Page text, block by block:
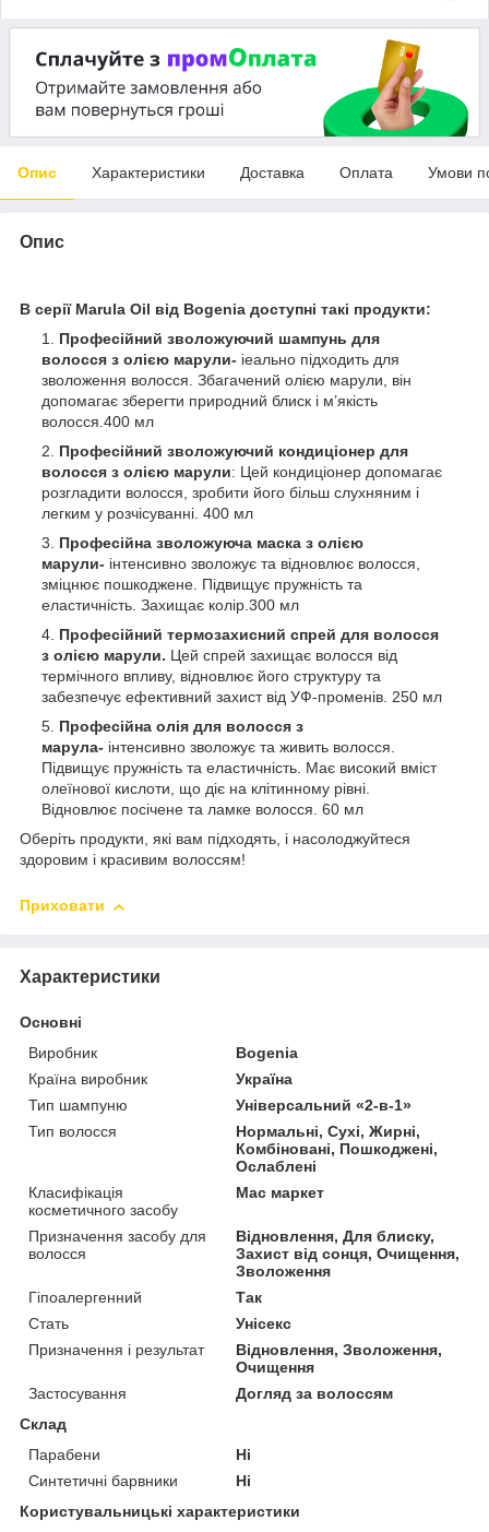
Опис Характеристики Доставка Оплата Умови
Опис
В серії Marula Oil від Bogenia доступні такі продукти:
Професійний зволожуючий шампунь для
волосся з олією марули- іеально підходить для
зволоження волосся. Збагачений олією марули, він
допомагає зберегти природний блиск і м’якість
волосся.400 мл
Професійний зволожуючий кондиціонер для
волосся з олією марули: Цей кондиціонер допомагає
розгладити волосся, зробити його більш слухняним і
легким у розчісуванні. 400 мл
Професійна зволожуюча маска з олією
марули- інтенсивно зволожує та відновлює волосся,
зміцнює пошкоджене. Підвищує пружність та
еластичність. Захищає колір.300 мл
Професійний термозахисний спрей для волосся
з олією марули. Цей спрей захищає волосся від
термічного впливу, відновлює його структуру та
забезпечує ефективний захист від УФ-променів. 250 мл
Професійна олія для волосся з
марула- інтенсивно зволожує та живить волосся.
Підвищує пружність та еластичність. Має високий вміст
олеїнової кислоти, що діє на клітинному рівні.
Відновлює посічене та ламке волосся. 60 мл
Оберіть продукти, які вам підходять, і насолоджуйтеся
здоровим і красивим волоссям!
Приховати
Характеристики
Основні
Виробник
Bogenia
Країна виробник
Україна
Тип шампуню
Універсальний «2-в-1»
Тип волосся
Нормальні, Сухі, Жирні,
Комбіновані, Пошкоджені,
Ослаблені
Класифікація
косметичного засобу
Мас маркет
Призначення засобу для
волосся
Відновлення, Для блиску,
Захист від сонця, Очищення,
Зволоження
Гіпоалергенний
Так
Стать
Унісекс
Призначення і результат
Відновлення, Зволоження,
Очищення
Застосування
Догляд за волоссям
Склад
Парабени
Ні
Синтетичні барвники
Ні
Користувальницькі характеристики